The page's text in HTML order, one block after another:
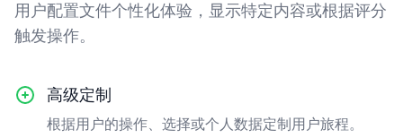
用户配置文件个性化体验，显示特定内容或根据评分
触发操作。
高级定制
根据用户的操作、选择或个人数据定制用户旅程。